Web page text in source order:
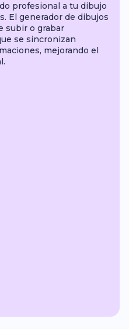
profesional a tu dibujo
El generador de dibujos
subir o grabar
se sincronizan
mejorando el